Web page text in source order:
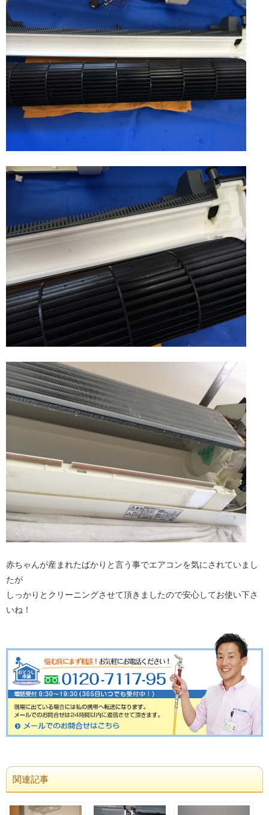
赤ちゃんが産まれたばかりと言う事でエアコンを気にされていまし
たが
しっかりとクリーニングさせて頂きましたので安心してお使い下さ
いね！
関連記事